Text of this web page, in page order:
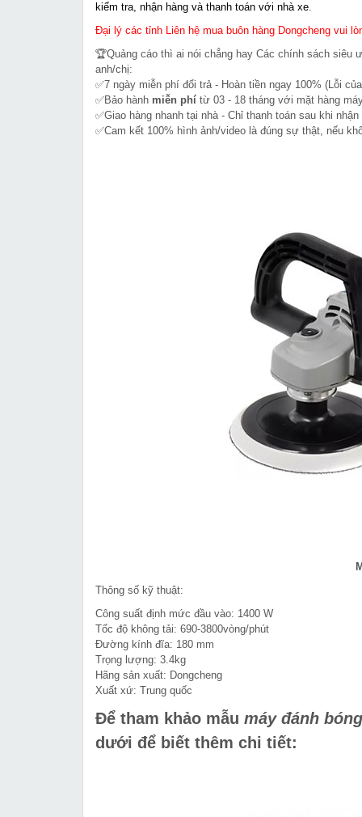
kiểm tra, nhận hàng và thanh toán với nhà xe.
Đại lý các tỉnh Liên hệ mua buôn hàng Dongcheng vui
🏆Quảng cáo thì ai nói chẳng hay Các chính sách siêu
anh/chị:
✅7 ngày miễn phí đổi trả - Hoàn tiền ngay 100% (Lỗi
✅Bảo hành miễn phí từ 03 - 18 tháng với mặt hàng
✅Giao hàng nhanh tại nhà - Chỉ thanh toán sau khi nhận
✅Cam kết 100% hình ảnh/video là đúng sự thật, nếu
Thông số kỹ thuật:
Công suất định mức đầu vào: 1400 W
Tốc độ không tải: 690-3800vòng/phút
Đường kính đĩa: 180 mm
Trọng lượng: 3.4kg
Hãng sản xuất: Dongcheng
Xuất xứ: Trung quốc
Để tham khảo mẫu máy đánh
dưới để biết thêm chi tiết: